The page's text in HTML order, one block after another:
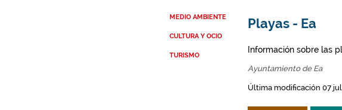
MEDIO AMBIENTE
CULTURA Y OCIO
TURISMO
Playas - Ea
Información sobre las
Ayuntamiento de Ea
Última modificación 07